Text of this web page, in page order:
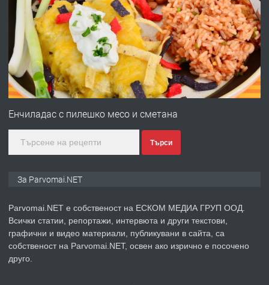
ПРЕДЛАГА Работа за общи работници
преди 1 година
ПРЕДЛАГА
Първи поход "По стъпките на Ангел
преди 1 година
ПРЕДЛАГА Уроци по Математика
Енчиладас с пилешко месо и сметана
Търси
За Parvomai.NET
Parvomai.NET е собственост на ЕСКОМ МЕДИА ГРУП ООД.
Всички статии, репортажи, интервюта и други текстови,
графични и видео материали, публикувани в сайта, са
собственост на Parvomai.NET, освен ако изрично е посочено
друго.